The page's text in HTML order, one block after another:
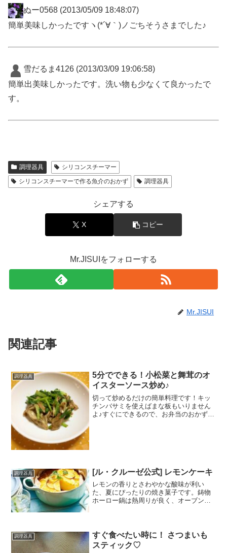
ぬー0568 (2013/05/09 18:48:07)
簡単美味しかったですヽ(*´∀｀)ノごちそうさまでした♪
雪だるま4126 (2013/03/09 19:06:58)
簡単出美味しかったです。洗い物も少なくて良かったで
す。
調理器具
シリコンスチーマー
シリコンスチーマーで作る魚介のおかず
調理器具
シェアする
X コピー
Mr.JISUIをフォローする
Mr.JISUI
関連記事
調理器具
5分でできる！小松菜と舞茸のオ
イスターソース炒め♪
切って炒めるだけの簡単料理です！キッ
チンバサミを使えばまな板もいりません
よ♪すぐにできるので、お弁当のおかずに
調理器具 [ル・クルーゼ公式] レモンケーキ
レモンの香りとさわやかな酸味が利い
た、夏にぴったりの焼き菓子です。鋳物
ホーロー鍋は熱周りが良く、オーブン料
はちみつ（B）...
調理器具
すぐ食べたい時に！ さつまいも
スティック♡